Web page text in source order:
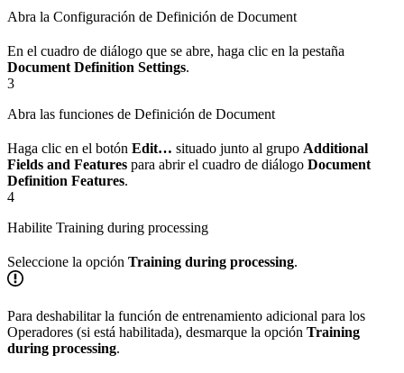
Abra la Configuración de Definición de Document
En el cuadro de diálogo que se abre, haga clic en la pestaña
Document Definition Settings.
3
Abra las funciones de Definición de Document
Haga clic en el botón Edit… situado junto al grupo Additional
Fields and Features para abrir el cuadro de diálogo Document
Definition Features.
4
Habilite Training during processing
Seleccione la opción Training during processing.
Para deshabilitar la función de entrenamiento adicional para los
Operadores (si está habilitada), desmarque la opción Training
during processing.